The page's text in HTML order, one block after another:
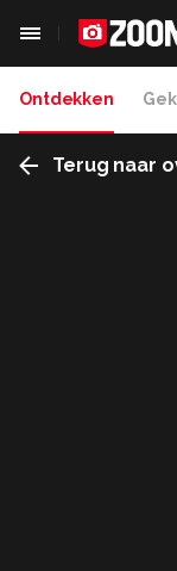
Ontdekken
Terug naar